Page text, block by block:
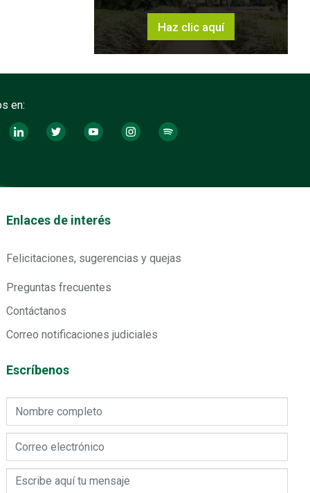
Haz clic aquí
en:
footer
Enlaces de interés
Felicitaciones, sugerencias y quejas
Preguntas frecuentes
Contáctanos
Correo notificaciones judiciales
Escríbenos